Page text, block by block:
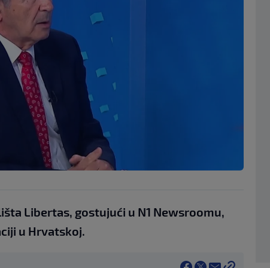
Libertas, gostujući u N1 Newsroomu,
u Hrvatskoj.